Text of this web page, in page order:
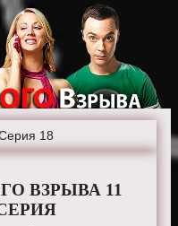
18
ВЗРЫВА 11